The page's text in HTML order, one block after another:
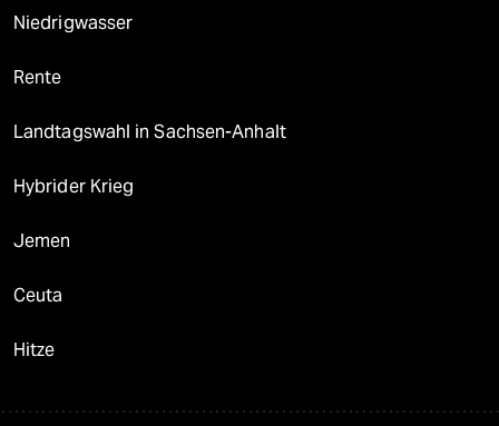
Niedrigwasser
Rente
Landtagswahl in Sachsen-Anhalt
Hybrider Krieg
Jemen
Ceuta
Hitze